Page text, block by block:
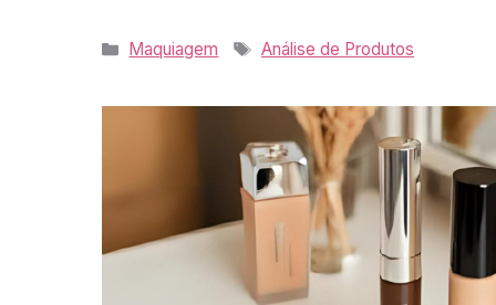
Categorias
Maquiagem Tags
Análise de Produtos